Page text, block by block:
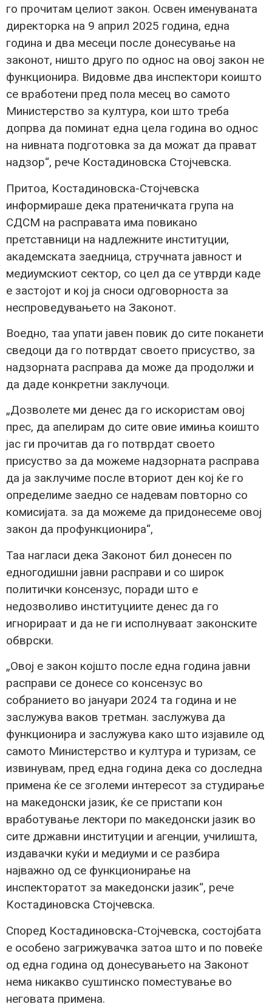
го прочитам целиот закон. Освен именуваната
директорка на 9 април 2025 година, една
година и два месеци после донесување на
законот, ништо друго по однос на овој закон не
функционира. Видовме два инспектори коишто
се вработени пред пола месец во самото
Министерство за култура, кои што треба
допрва да поминат една цела година во однос
на нивната подготовка за да можат да прават
надзор“, рече Костадиновска Стојчевска.
Притоа, Костадиновска-Стојчевска
информираше дека пратеничката група на
СДСМ на расправата има повикано
претставници на надлежните институции,
академската заедница, стручната јавност и
медиумскиот сектор, со цел да се утврди каде
е застојот и кој ја сноси одговорноста за
неспроведувањето на Законот.
Воедно, таа упати јавен повик до сите поканети
сведоци да го потврдат своето присуство, за
надзорната расправа да може да продолжи и
да даде конкретни заклучоци.
„Дозволете ми денес да го искористам овој
прес, да апелирам до сите овие имиња коишто
јас ги прочитав да го потврдат своето
присуство за да можеме надзорната расправа
да ја заклучиме после вториот ден кој ќе го
определиме заедно се надевам повторно со
комисијата. за да можеме да придонесеме овој
закон да профункционира“,
Таа нагласи дека Законот бил донесен по
едногодишни јавни расправи и со широк
политички консензус, поради што е
недозволиво институциите денес да го
игнорираат и да не ги исполнуваат законските
обврски.
„Овој е закон којшто после една година јавни
расправи се донесе со консензус во
собранието во јануари 2024 та година и не
заслужува ваков третман. заслужува да
функционира и заслужува како што изјавиле од
самото Министерство и култура и туризам, се
извинувам, пред една година дека со доследна
примена ќе се зголеми интересот за студирање
на македонски јазик, ќе се пристапи кон
вработување лектори по македонски јазик во
сите државни институции и агенции, училишта,
издавачки куќи и медиуми и се разбира
најважно од се функционирање на
инспекторатот за македонски јазик“, рече
Костадиновска Стојчевска.
Според Костадиновска-Стојчевска, состојбата
е особено загрижувачка затоа што и по повеќе
од една година од донесувањето на Законот
нема никакво суштинско поместување во
неговата примена.